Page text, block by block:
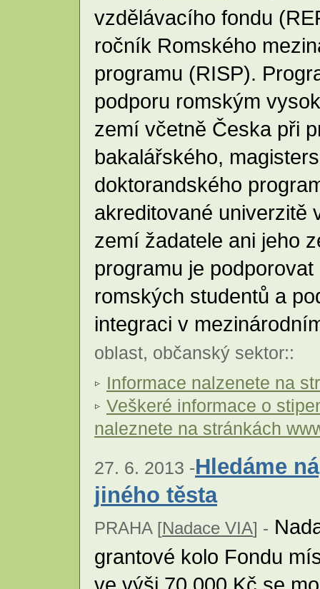
vzdělávacího fondu
ročník Romského
programu (RISP).
podporu romským
zemí včetně Česka při
bakalářského,
doktorandského
akreditované univerzitě
zemí žadatele ani jeho
programu je
romských studentů a
integraci v
oblast, občanský sektor::
Informace nalzenete na
Veškeré informace o
naleznete na stránkách
27. 6. 2013 -Hledáme
jiného těsta
PRAHA [Nadace VIA] -
grantové kolo Fondu
ve výši 70 000 Kč se